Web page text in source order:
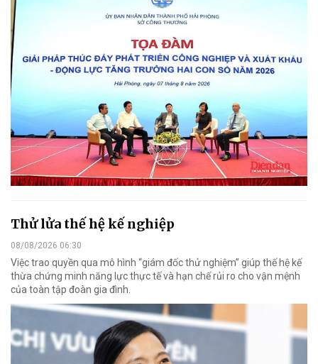
Thử lửa thế hệ kế nghiệp
08/08/2026 06:30
Việc trao quyền qua mô hình “giám đốc thử nghiệm” giúp thế hệ kế
thừa chứng minh năng lực thực tế và hạn chế rủi ro cho vận mệnh
của toàn tập đoàn gia đình.